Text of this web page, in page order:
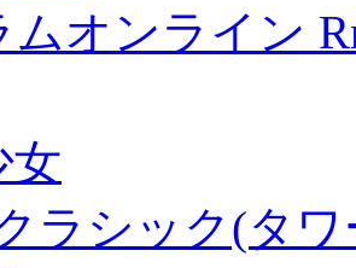
ムオンライン
女
ラシック(タ